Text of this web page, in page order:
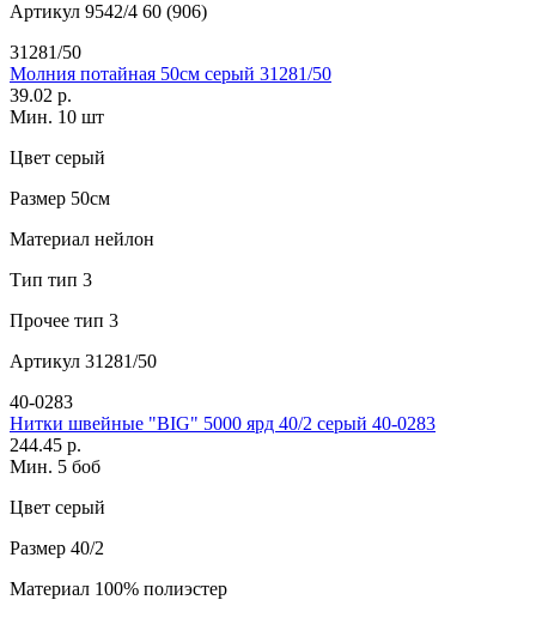
Артикул 9542/4 60 (906)
31281/50
Молния потайная 50см серый 31281/50
39.02 р.
Мин. 10 шт
Цвет серый
Размер 50см
Материал нейлон
Тип тип 3
Прочее тип 3
Артикул 31281/50
40-0283
Нитки швейные "BIG" 5000 ярд 40/2 серый 40-0283
244.45 р.
Мин. 5 боб
Цвет серый
Размер 40/2
Материал 100% полиэстер